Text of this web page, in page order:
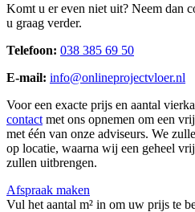
Komt u er even niet uit? Neem dan
u graag verder.
Telefoon: 038 385 69 50
E-mail: info@onlineprojectvloer.nl
Voor een exacte prijs en aantal
contact met ons opnemen om een
met één van onze adviseurs. We
op locatie, waarna wij een geheel
zullen uitbrengen.
Afspraak maken
Vul het aantal m² in om uw prijs te